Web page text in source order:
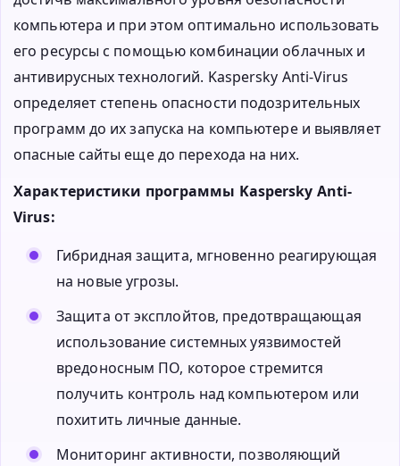
компьютера и при этом оптимально использовать
его ресурсы с помощью комбинации облачных и
антивирусных технологий. Kaspersky Anti-Virus
определяет степень опасности подозрительных
программ до их запуска на компьютере и выявляет
опасные сайты еще до перехода на них.
Характеристики программы Kaspersky Anti-
Virus:
Гибридная защита, мгновенно реагирующая
на новые угрозы.
Защита от эксплойтов, предотвращающая
использование системных уязвимостей
вредоносным ПО, которое стремится
получить контроль над компьютером или
похитить личные данные.
Мониторинг активности, позволяющий